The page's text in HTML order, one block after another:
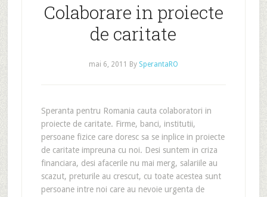
Colaborare in proiecte
de caritate
mai 6, 2011 By SperantaRO
Speranta pentru Romania cauta colaboratori in
proiecte de caritate. Firme, banci, institutii,
persoane fizice care doresc sa se inplice in proiecte
de caritate impreuna cu noi. Desi suntem in criza
financiara, desi afacerile nu mai merg, salariile au
scazut, preturile au crescut, cu toate acestea sunt
persoane intre noi care au nevoie urgenta de